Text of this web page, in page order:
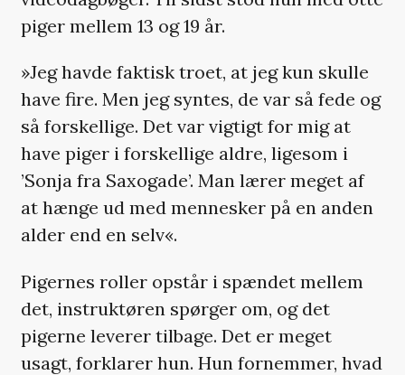
piger mellem 13 og 19 år.
»Jeg havde faktisk troet, at jeg kun skulle
have fire. Men jeg syntes, de var så fede og
så forskellige. Det var vigtigt for mig at
have piger i forskellige aldre, ligesom i
’Sonja fra Saxogade’. Man lærer meget af
at hænge ud med mennesker på en anden
alder end en selv«.
Pigernes roller opstår i spændet mellem
det, instruktøren spørger om, og det
pigerne leverer tilbage. Det er meget
usagt, forklarer hun. Hun fornemmer, hvad